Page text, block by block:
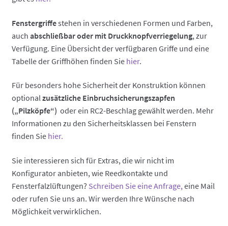
Fenstergriffestehen in verschiedenen Formen und Farben,
auch abschließbar oder mit Druckknopfverriegelung, zur
Verfügung. Eine Übersicht der verfügbaren Griffe und eine
Tabelle der Griffhöhen finden Sie hier.
Für besonders hohe Sicherheit der Konstruktion können
optionalzusätzliche Einbruchsicherungszapfen
(„Pilzköpfe“) oder ein RC2-Beschlag gewählt werden. Mehr
Informationen zu den Sicherheitsklassen bei Fenstern
finden Sie hier.
Sie interessieren sich für Extras, die wir nicht im
Konfigurator anbieten, wie Reedkontakte und
Fensterfalzlüftungen? Schreiben Sie eine Anfrage, eine Mail
oder rufen Sie uns an. Wir werden Ihre Wünsche nach
Möglichkeit verwirklichen.